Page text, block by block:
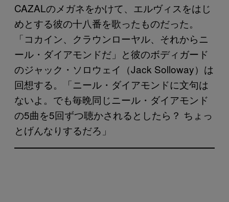
CAZALのメガネをかけて、エルヴィスをはじ
めとする彼の十八番を歌ったものだった。
「コカイン、クラウンローヤル、それからニ
ール・ダイアモンドだ」と彼のボディガード
のジャック・ソロウェイ（Jack Solloway）は
回想する。「ニール・ダイアモンドに文句は
ないよ。でも毎晩同じニール・ダイアモンド
の5曲を5回ずつ聴かされるとしたら？ ちょっ
とげんなりするだろ」